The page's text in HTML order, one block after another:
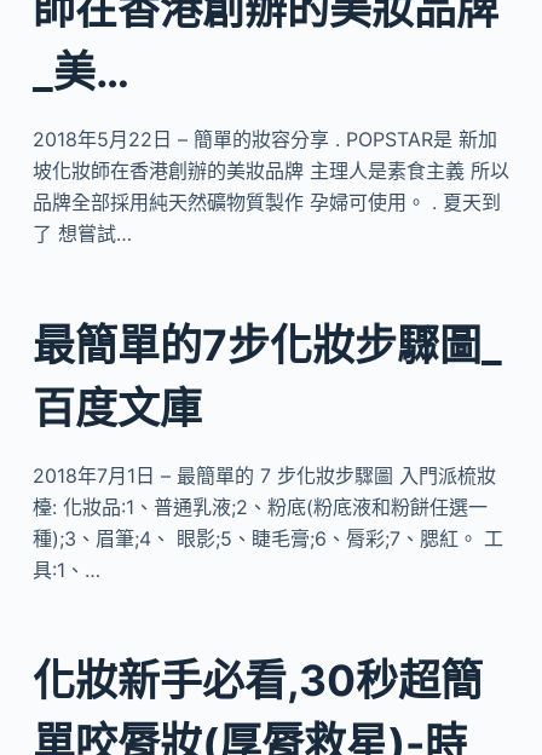
_美…
2018年5月22日 – 簡單的妝容分享 . POPSTAR是 新加
坡化妝師在香港創辦的美妝品牌 主理人是素食主義 所以
品牌全部採用純天然礦物質製作 孕婦可使用。 . 夏天到
了 想嘗試…
最簡單的7步化妝步驟圖_
百度文庫
2018年7月1日 – 最簡單的 7 步化妝步驟圖 入門派梳妝
檯: 化妝品:1、普通乳液;2、粉底(粉底液和粉餅任選一
種);3、眉筆;4、 眼影;5、睫毛膏;6、脣彩;7、腮紅。 工
具:1、…
化妝新手必看,30秒超簡
單咬脣妝(厚脣救星)-時